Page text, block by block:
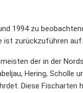
1994 zu
ist zurückzuführen auf:
der in der
Hering, Scholle
Diese Fischarten